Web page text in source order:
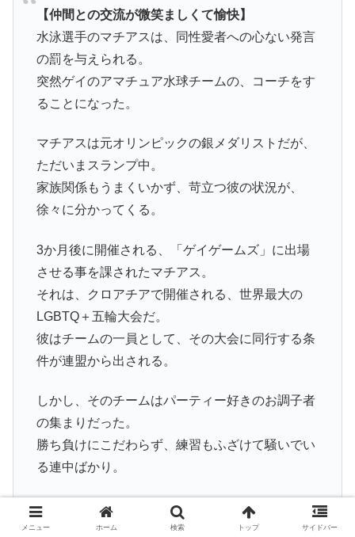
【仲間との交流が微笑ましくて愉快】
水泳選手のマチアスは、同性愛者への心ない発言
の罰を与えられる。
突然ゲイのアマチュア水球チームの、コーチをす
ることになった。
マチアスは元オリンピックの銀メダリストだが、
ただいまスランプ中。
家族関係もうまくいかず、苛立つ彼の状況が、
徐々に分かってくる。
3か月後に開催される、「ゲイゲームズ」に出場
させる事を課されたマチアス。
それは、クロアチアで開催される、世界最大の
LGBTQ＋五輪大会だ。
彼はチームの一員として、その大会に同行する条
件が連盟から出される。
しかし、そのチームはパーティー好きのお調子者
の集まりだった。
勝ち負けにこだわらず、練習もふざけて騒いでい
る連中ばかり。
個性豊かな水球チームのメンバーが、クセモノ揃
いでとっても愉快。
メニュー ホーム 検索 トップ サイドバー